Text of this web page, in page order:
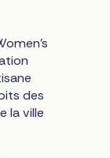
des
la ville